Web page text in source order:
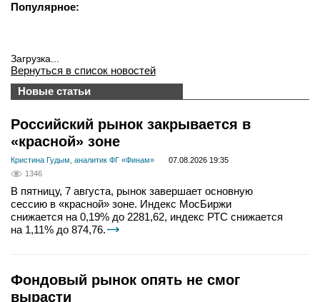
Популярное:
Загрузка...
Вернуться в список новостей
Новые статьи
Российский рынок закрывается в
«красной» зоне
Кристина Гудым, аналитик ФГ «Финам»
07.08.2026 19:35
1346
В пятницу, 7 августа, рынок завершает основную
сессию в «красной» зоне. Индекс МосБиржи
снижается на 0,19% до 2281,62, индекс РТС снижается
на 1,11% до 874,76.
Фондовый рынок опять не смог
вырасти